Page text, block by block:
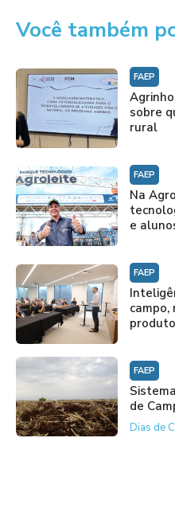
Você também
FAEP
sobre
rural
FAEP
Na
e
FAEP
campo,
FAEP
de
Dias de